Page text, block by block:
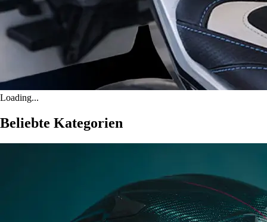
Loading...
Beliebte Kategorien